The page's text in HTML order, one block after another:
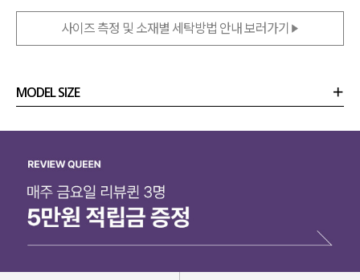
사이즈 측정 및 소재별 세탁방법 안내 보러가기
MODEL SIZE